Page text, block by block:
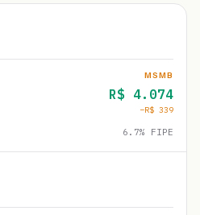
MSMB
R$ 4.074
−R$ 339
6.7% FIPE